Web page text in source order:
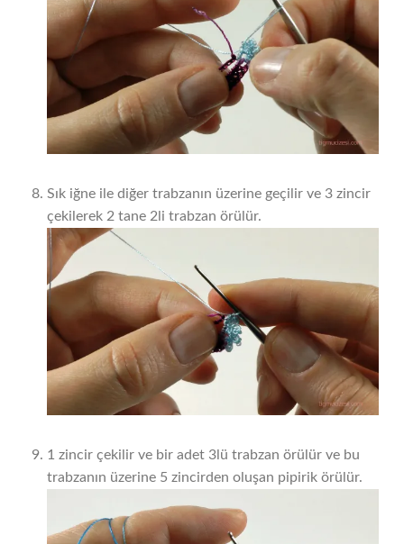
Sık iğne ile diğer trabzanın üzerine geçilir ve 3 zincir
çekilerek 2 tane 2li trabzan örülür.
1 zincir çekilir ve bir adet 3lü trabzan örülür ve bu
trabzanın üzerine 5 zincirden oluşan pipirik örülür.